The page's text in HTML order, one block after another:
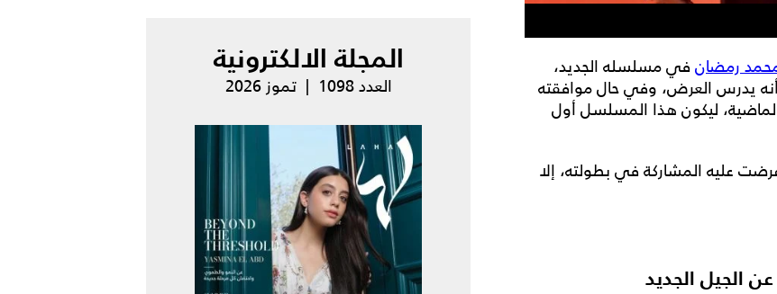
محمد رمضانفي مسلسله الجديد،
في موسم دراما رمضان 2027، مؤكداً أنه يدرس العرض، وفي حال موافقته
ليكون هذا المسلسل أول
عليه المشاركة في بطولته، إلا
الجيل الجديد
المجلة الالكترونية
العدد 1098 | تموز 2026